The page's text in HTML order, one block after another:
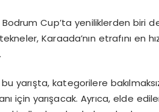
Bodrum Cup’ta yeniliklerden biri
Karaada’nın etrafını en
yarışta, kategorilere
için yarışacak. Ayrıca, elde